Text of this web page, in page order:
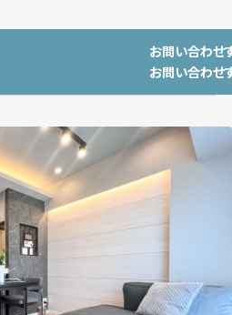
お問い合わせ
お問い合わせ